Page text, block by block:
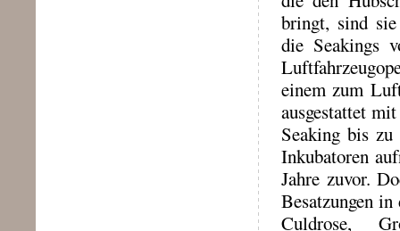
bringt, sind sie
die Seakings
einem zum
ausgestattet
Seaking bis zu
Inkubatoren
Jahre zuvor.
Besatzungen
Culdrose,